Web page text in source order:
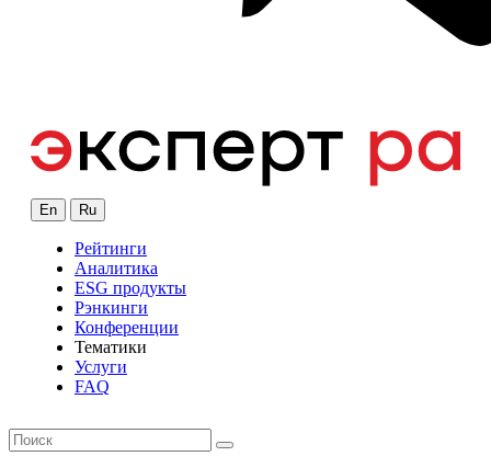
En Ru
Рейтинги
Аналитика
ESG продукты
Рэнкинги
Конференции
Тематики
Услуги
FAQ